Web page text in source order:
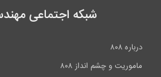
شبکه اجتماعی
درباره ۸۰۸
ماموریت و چشم انداز ۸۰۸